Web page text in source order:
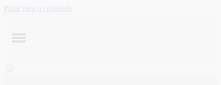
Pular para o conteúdo